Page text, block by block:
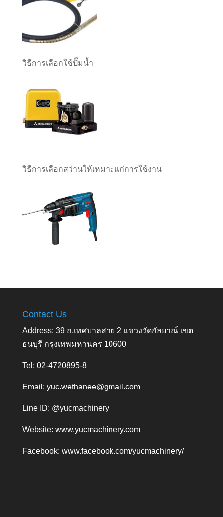
วิธีการเลือกใช้ปั๊มน้ำ
วิธีการเลือกสว่านให้เหมาะแก่การใช้งาน
Contact Us
Address: 39 ถ.เทศบาลสาย 2 แขวงวัดกัลยาณ์ เขต
ธนบุรี กรุงเทพมหานคร 10600
Tel: 02-4720895-8
Email: yuc.wethanee@gmail.com
Line ID: @yucmachinery
Website: www.yucmachinery.com
Facebook: www.facebook.com/yucmachinery/